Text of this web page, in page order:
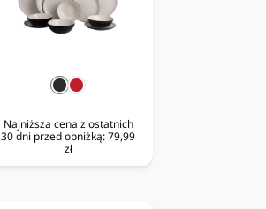
czarnyczerwony
Najniższa cena z ostatnich
30 dni przed obniżką:79,99
zł